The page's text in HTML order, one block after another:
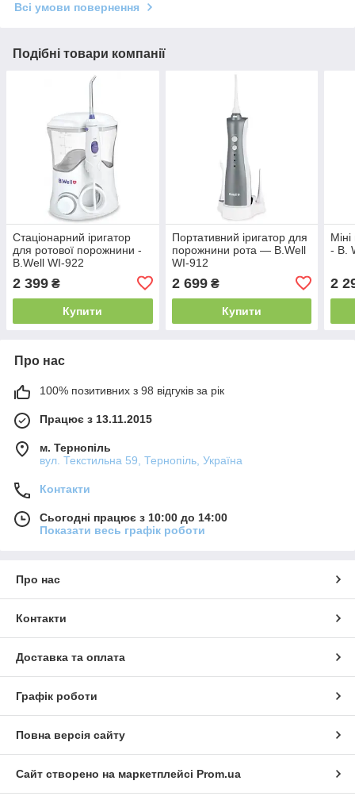
Всі умови повернення
Подібні товари компанії
Стаціонарний іригатор
для ротової порожнини -
B.Well WI-922
2 399 ₴
Купити
Портативний іригатор для
порожнини рота — B.Well
WI-912
2 699₴
Купити
- B.
2
Про нас
100% позитивних з 98 відгуків за рік
Працює з 13.11.2015
м. Тернопіль
вул. Текстильна 59, Тернопіль, Україна
Контакти
Сьогодні працює з 10:00 до 14:00
Показати весь графік роботи
Про нас
Контакти
Доставка та оплата
Графік роботи
Повна версія сайту
Сайт створено на маркетплейсі Prom.ua